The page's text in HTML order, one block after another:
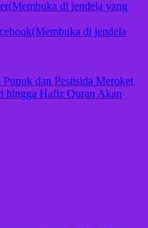
di jendela yang
di jendela
dan Pestisida Meroket
hingga Hafiz Quran Akan